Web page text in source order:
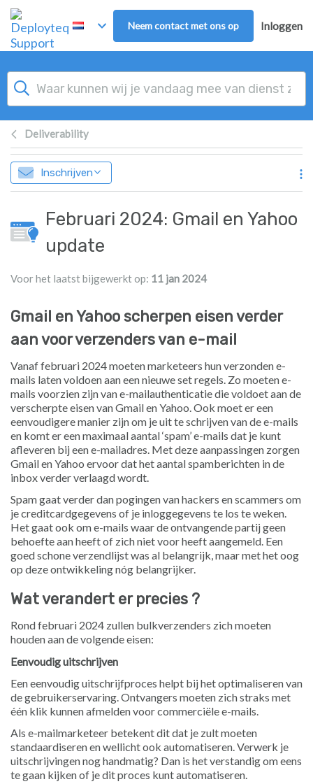
Overslaan naar hoofdinhoud
Neem contact met ons op Inloggen
Deliverability
Inschrijven
Februari 2024: Gmail en Yahoo
update
Voor het laatst bijgewerkt op: 11 jan 2024
Gmail en Yahoo scherpen eisen verder
aan voor verzenders van e-mail
Vanaf februari 2024 moeten marketeers hun verzonden e-
mails laten voldoen aan een nieuwe set regels. Zo moeten e-
mails voorzien zijn van e-mailauthenticatie die voldoet aan de
verscherpte eisen van Gmail en Yahoo. Ook moet er een
eenvoudigere manier zijn om je uit te schrijven van de e-mails
en komt er een maximaal aantal ‘spam’ e-mails dat je kunt
afleveren bij een e-mailadres. Met deze aanpassingen zorgen
Gmail en Yahoo ervoor dat het aantal spamberichten in de
inbox verder verlaagd wordt.
Spam gaat verder dan pogingen van hackers en scammers om
je creditcardgegevens of je inloggegevens te los te weken.
Het gaat ook om e-mails waar de ontvangende partij geen
behoefte aan heeft of zich niet voor heeft aangemeld. Een
goed schone verzendlijst was al belangrijk, maar met het oog
op deze ontwikkeling nóg belangrijker.
Wat verandert er precies ?
Rond februari 2024 zullen bulkverzenders zich moeten
houden aan de volgende eisen:
Eenvoudig uitschrijven
Een eenvoudig uitschrijfproces helpt bij het optimaliseren van
de gebruikerservaring. Ontvangers moeten zich straks met
één klik kunnen afmelden voor commerciële e-mails.
Als e-mailmarketeer betekent dit dat je zult moeten
standaardiseren en wellicht ook automatiseren. Verwerk je
uitschrijvingen nog handmatig? Dan is het verstandig om eens
te gaan kijken of je dit proces kunt automatiseren.